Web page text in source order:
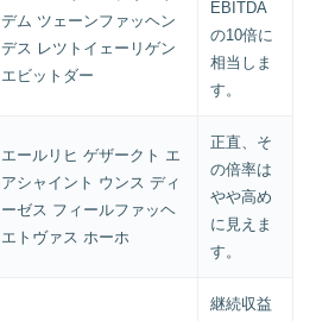
デム ツェーンファッヘン
デス レツトイェーリゲン
エビットダー
EBITDA
の10倍に
相当しま
す。
エールリヒ ゲザークト エ
アシャイント ウンス ディ
ーゼス フィールファッヘ
エトヴァス ホーホ
正直、そ
の倍率は
やや高め
に見えま
す。
継続収益